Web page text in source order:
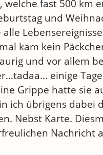
fast 500 km
und
kam kein
und vor allem
einige
Grippe hatte sie
ich übrigens dabei
Nebst Karte.
Nachricht